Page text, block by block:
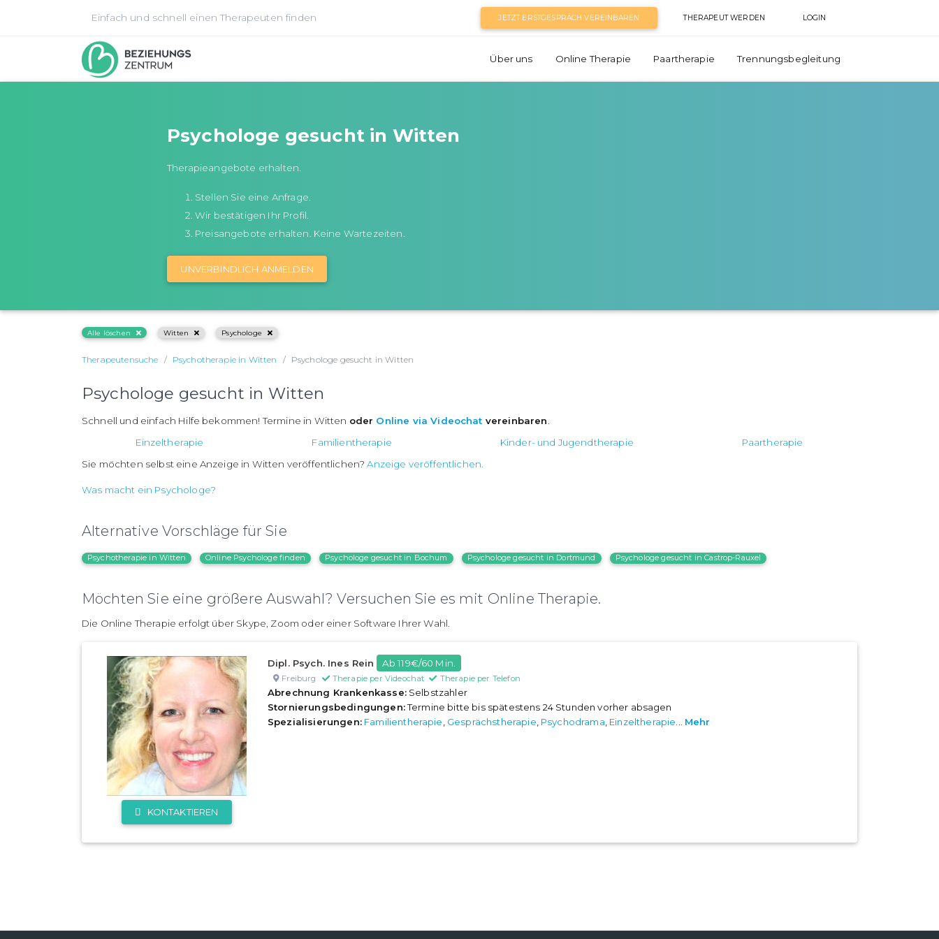
Einfach und schnell einen Therapeuten finden JETZT ERSTGESPRÄCH VEREINBAREN THERAPEUT WERDEN LOGIN
Über uns Online Therapie Paartherapie Trennungsbegleitung
Psychologe gesucht in Witten
Therapieangebote erhalten.
Stellen Sie eine Anfrage.
Wir bestätigen Ihr Profil.
Preisangebote erhalten. Keine Wartezeiten.
UNVERBINDLICH ANMELDEN
Alle löschen Witten Psychologe
Therapeutensuche Psychotherapie in Witten Psychologe gesucht in Witten
Psychologe gesucht in Witten
Schnell und einfach Hilfe bekommen! Termine in Witten oder Online via Videochat vereinbaren.
Einzeltherapie
Familientherapie Kinder- und Jugendtherapie
Paartherapie
Sie möchten selbst eine Anzeige in Witten veröffentlichen?Anzeige veröffentlichen.
Was macht ein Psychologe?
Alternative Vorschläge für Sie
Psychotherapie in Witten Online Psychologe finden Psychologe gesucht in Bochum Psychologe gesucht in Dortmund Psychologe gesucht in Castrop-Rauxel
Möchten Sie eine größere Auswahl? Versuchen Sie es mit Online Therapie.
Die Online Therapie erfolgt über Skype, Zoom oder einer Software Ihrer Wahl.
KONTAKTIEREN
Dipl. Psych. Ines Rein Ab 119€/60 Min.
Freiburg Therapie per Videochat Therapie per Telefon
Abrechnung Krankenkasse:Selbstzahler
Stornierungsbedingungen:Termine bitte bis spätestens 24 Stunden vorher absagen
Spezialisierungen: Familientherapie, Gesprächstherapie, Psychodrama, Einzeltherapie... Mehr